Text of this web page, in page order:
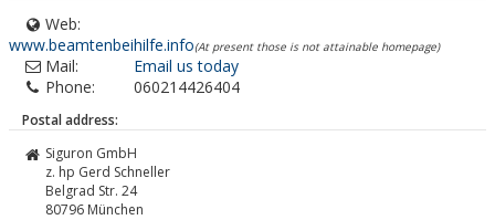
Web:
www.beamtenbeihilfe.info(At present those is not attainable homepage)
Mail:
Email us today
Phone:
060214426404
Postal address:
Siguron GmbH
z. hp Gerd Schneller
Belgrad Str. 24
80796 München